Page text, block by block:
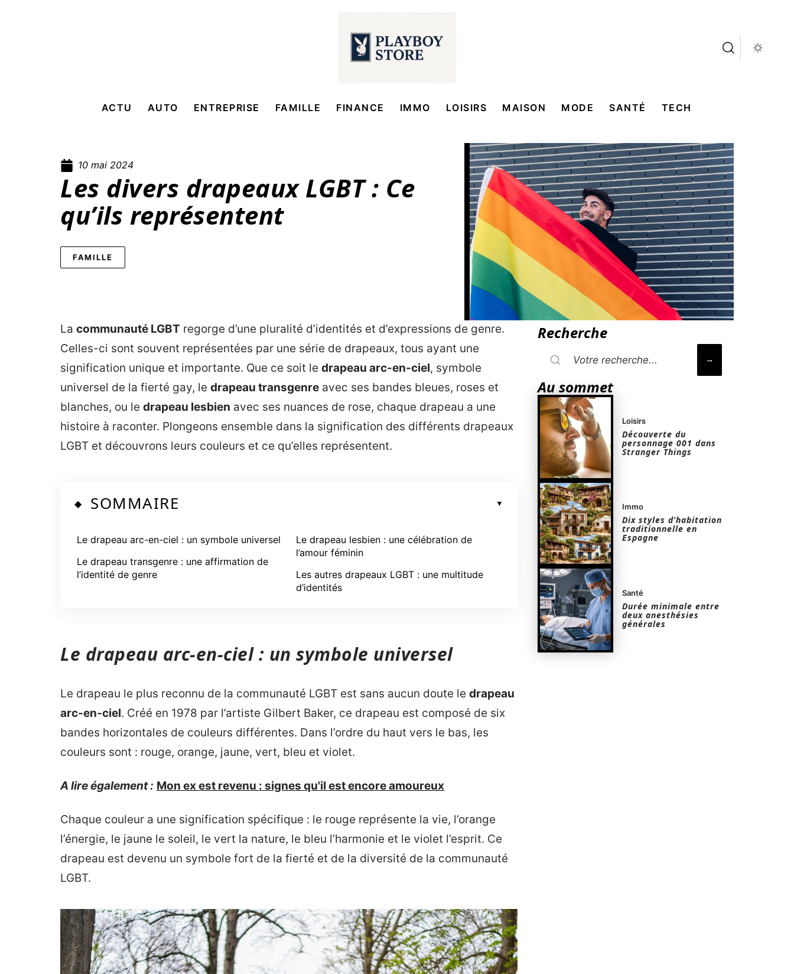
ACTU AUTO ENTREPRISE FAMILLE FINANCE IMMO LOISIRS MAISON MODE SANTÉ TECH
10 mai 2024
Les divers drapeaux LGBT : Ce
qu’ils représentent
FAMILLE
La communauté LGBT regorge d’une pluralité d’identités et d’expressions de genre.
Celles-ci sont souvent représentées par une série de drapeaux, tous ayant une
signification unique et importante. Que ce soit le drapeau arc-en-ciel, symbole
universel de la fierté gay, le drapeau transgenre avec ses bandes bleues, roses et
blanches, ou le drapeau lesbien avec ses nuances de rose, chaque drapeau a une
histoire à raconter. Plongeons ensemble dans la signification des différents drapeaux
LGBT et découvrons leurs couleurs et ce qu’elles représentent.
SOMMAIRE
Le drapeau arc-en-ciel : un symbole universel
Le drapeau transgenre : une affirmation de
l’identité de genre
Le drapeau lesbien : une célébration de
l’amour féminin
Les autres drapeaux LGBT : une multitude
d’identités
Le drapeau arc-en-ciel : un symbole universel
Le drapeau le plus reconnu de la communauté LGBT est sans aucun doute le drapeau
arc-en-ciel. Créé en 1978 par l’artiste Gilbert Baker, ce drapeau est composé de six
bandes horizontales de couleurs différentes. Dans l’ordre du haut vers le bas, les
couleurs sont : rouge, orange, jaune, vert, bleu et violet.
A lire également : Mon ex est revenu : signes qu'il est encore amoureux
Chaque couleur a une signification spécifique : le rouge représente la vie, l’orange
l’énergie, le jaune le soleil, le vert la nature, le bleu l’harmonie et le violet l’esprit. Ce
drapeau est devenu un symbole fort de la fierté et de la diversité de la communauté
LGBT.
Recherche
Au sommet
Loisirs
Découverte du
personnage 001 dans
Stranger Things
Immo
Dix styles d’habitation
traditionnelle en
Espagne
Santé
Durée minimale entre
deux anesthésies
générales